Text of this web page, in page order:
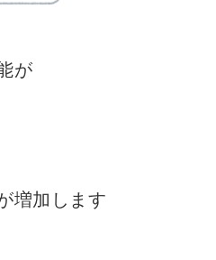
が
増加します